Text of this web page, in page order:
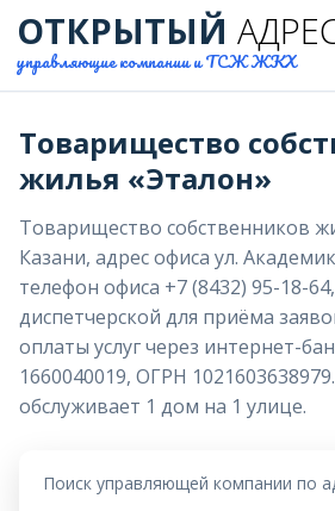
ОТКРЫТЫЙ
управляющие компании и ТСЖ ЖКХ
Товарищество
жилья «Эталон»
Товарищество собственников
Казани, адрес офиса ул.
телефон офиса +7 (8432) 95-18-
диспетчерской для приёма
оплаты услуг через интернет-
1660040019, ОГРН
обслуживает 1 дом на 1 улице.
Поиск управляющей компании по